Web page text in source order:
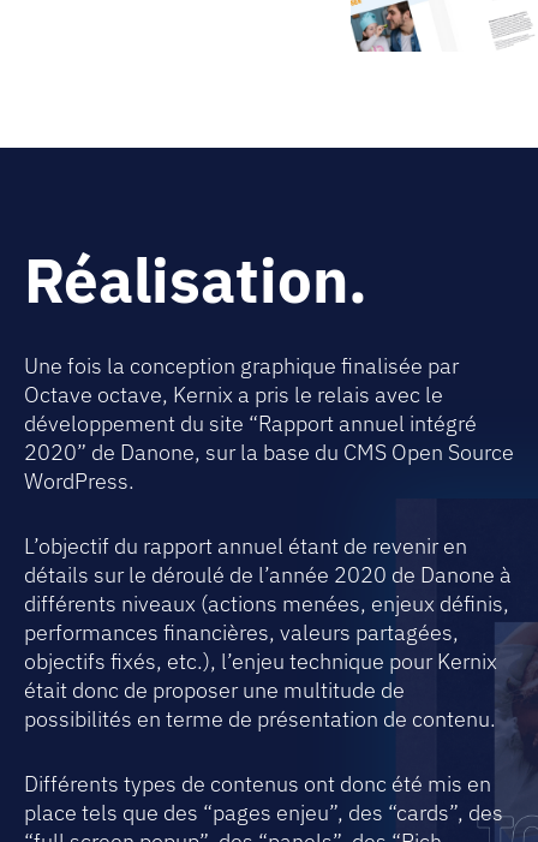
Réalisation
Une fois la conception graphique finalisée par
Octave octave, Kernix a pris le relais avec le
développement du site “Rapport annuel intégré
2020” de Danone, sur la base du CMS Open Source
WordPress.
L’objectif du rapport annuel étant de revenir en
détails sur le déroulé de l’année 2020 de Danone à
différents niveaux (actions menées, enjeux définis,
performances financières, valeurs partagées,
objectifs fixés, etc.), l’enjeu technique pour Kernix
était donc de proposer une multitude de
possibilités en terme de présentation de contenu.
Différents types de contenus ont donc été mis en
place tels que des “pages enjeu”, des “cards”, des